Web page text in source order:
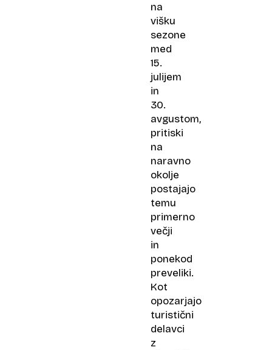
na
višku
sezone
med
15.
julijem
in
30.
avgustom,
pritiski
na
naravno
okolje
postajajo
temu
primerno
večji
in
ponekod
preveliki.
Kot
opozarjajo
turistični
delavci
z